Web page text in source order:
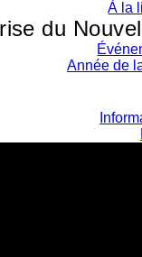
À la
du
Année de